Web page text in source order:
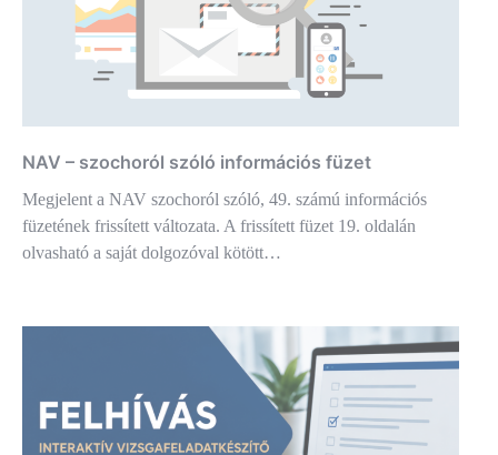
NAV – szochoról szóló információs füzet
Megjelent a NAV szochoról szóló, 49. számú információs
füzetének frissített változata. A frissített füzet 19. oldalán
olvasható a saját dolgozóval kötött…